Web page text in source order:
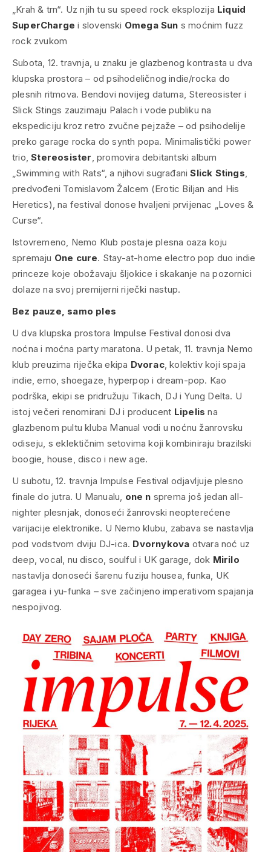
„Krah & trn“. Uz njih tu su speed rock eksplozija Liquid
SuperCharge i slovenski Omega Sun s moćnim fuzz
rock zvukom
Subota, 12. travnja, u znaku je glazbenog kontrasta u dva
klupska prostora – od psihodeličnog indie/rocka do
plesnih ritmova. Bendovi novijeg datuma, Stereosister i
Slick Stings zauzimaju Palach i vode publiku na
ekspediciju kroz retro zvučne pejzaže – od psihodelije
preko garage rocka do synth popa. Minimalistički power
trio,Stereosister, promovira debitantski album
„Swimming with Rats“, a njihovi sugrađaniSlick Stings,
predvođeni Tomislavom Žalcem (Erotic Biljan and His
Heretics), na festival donose hvaljeni prvijenac „Loves &
Curse“.
Istovremeno, Nemo Klub postaje plesna oaza koju
spremaju One cure. Stay-at-home electro pop duo indie
princeze koje obožavaju šljokice i skakanje na pozornici
dolaze na svoj premijerni riječki nastup.
Bez pauze, samo ples
U dva klupska prostora Impulse Festival donosi dva
noćna i moćna party maratona. U petak, 11. travnja Nemo
klub preuzima riječka ekipa Dvorac, kolektiv koji spaja
indie, emo, shoegaze, hyperpop i dream-pop. Kao
podrška, ekipi se pridružuju Tikach, DJ i Yung Delta. U
istoj večeri renomirani DJ i producent Lipelisna
glazbenom pultu kluba Manual vodi u noćnu žanrovsku
odiseju, s eklektičnim setovima koji kombiniraju brazilski
boogie, house, disco i new age.
U subotu, 12. travnja Impulse Festival odjavljuje plesno
finale do jutra. U Manualu, one n sprema još jedanall-
nighter plesnjak, donoseći žanrovski neopterećene
varijacije elektronike. U Nemo klubu, zabava se nastavlja
pod vodstvom dviju DJ-ica. Dvornykova otvara noć uz
deep, vocal, nu disco, soulful i UK garage, dok Mirilo
nastavlja donoseći šarenu fuziju housea, funka, UK
garagea i yu-funka – sve začinjeno imperativom spajanja
nespojivog.